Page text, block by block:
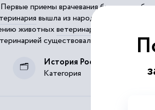
приемы врачевания были
вышла из народной
животныхветеринария
существовала и развивалась
Еще одним очагом развития
Категория
История России